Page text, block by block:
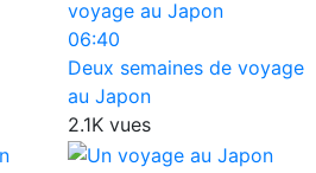
06:40
Deux semaines de voyage
au Japon
2.1K vues